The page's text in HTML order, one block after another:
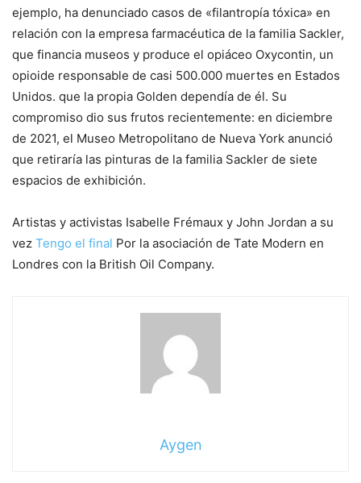
ejemplo, ha denunciado casos de «filantropía tóxica» en
relación con la empresa farmacéutica de la familia Sackler,
que financia museos y produce el opiáceo Oxycontin, un
opioide responsable de casi 500.000 muertes en Estados
Unidos. que la propia Golden dependía de él. Su
compromiso dio sus frutos recientemente: en diciembre
de 2021, el Museo Metropolitano de Nueva York anunció
que retiraría las pinturas de la familia Sackler de siete
espacios de exhibición.
Artistas y activistas Isabelle Frémaux y John Jordan a su
vez Tengo el final Por la asociación de Tate Modern en
Londres con la British Oil Company.
Aygen